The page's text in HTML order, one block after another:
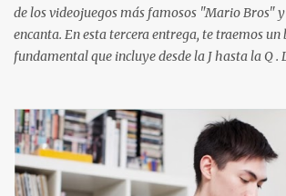
in...
de los videojuegos más famosos "Mario Bros"
encanta. En esta tercera entrega, te traemos un
fundamental que incluye desde la J hasta la Q .
desde la J hasta la Q ¿Qué incluye este bloque de
sección de evecrea.com , encontrarás imágenes
resolución de las siguientes letras: Letras
el clásico rojo de la gorra de Mario. Tonos azules